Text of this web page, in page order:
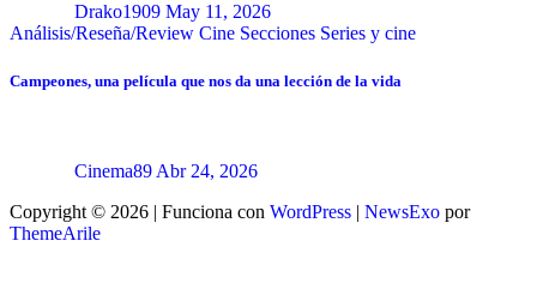
Drako1909 May 11, 2026
Análisis/Reseña/Review Cine Secciones Series y cine
Campeones, una película que nos da una lección de la vida
Cinema89 Abr 24, 2026
Copyright © 2026 | Funciona con WordPress | NewsExo por
ThemeArile